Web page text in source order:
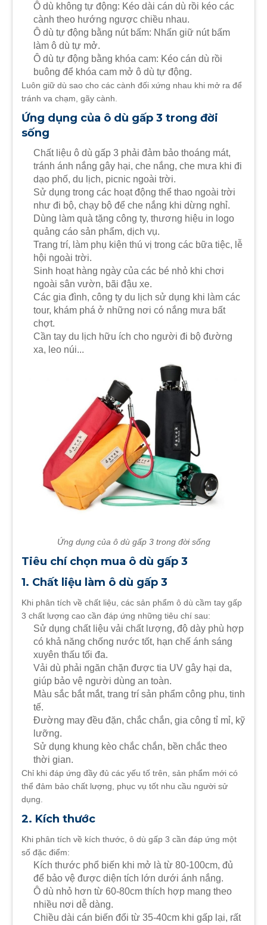
Ô dù không tự động: Kéo dài cán dù rồi kéo các
cành theo hướng ngược chiều nhau.
Ô dù tự động bằng nút bấm: Nhấn giữ nút bấm
làm ô dù tự mở.
Ô dù tự động bằng khóa cam: Kéo cán dù rồi
buông để khóa cam mở ô dù tự động.
Luôn giữ dù sao cho các cành đối xứng nhau khi mở ra để
tránh va chạm, gãy cành.
Ứng dụng của ô dù gấp 3 trong đời
sống
Chất liệu ô dù gấp 3 phải đảm bảo thoáng mát,
tránh ánh nắng gây hại, che nắng, che mưa khi đi
dạo phố, du lịch, picnic ngoài trời.
Sử dụng trong các hoạt động thể thao ngoài trời
như đi bộ, chạy bộ để che nắng khi dừng nghỉ.
Dùng làm quà tặng công ty, thương hiệu in logo
quảng cáo sản phẩm, dịch vụ.
Trang trí, làm phụ kiện thú vị trong các bữa tiệc, lễ
hội ngoài trời.
Sinh hoạt hàng ngày của các bé nhỏ khi chơi
ngoài sân vườn, bãi đậu xe.
Các gia đình, công ty du lịch sử dụng khi làm các
tour, khám phá ở những nơi có nắng mưa bất
chợt.
Cần tay du lịch hữu ích cho người đi bộ đường
xa, leo núi...
Ứng dụng của ô dù gấp 3 trong đời sống
Tiêu chí chọn mua ô dù gấp 3
1. Chất liệu làm ô dù gấp 3
Khi phân tích về chất liệu, các sản phẩm ô dù cầm tay gấp
3 chất lượng cao cần đáp ứng những tiêu chí sau:
Sử dụng chất liệu vải chất lượng, độ dày phù hợp
có khả năng chống nước tốt, hạn chế ánh sáng
xuyên thấu tối đa.
Vải dù phải ngăn chặn được tia UV gây hại da,
giúp bảo vệ người dùng an toàn.
Màu sắc bắt mắt, trang trí sản phẩm công phu, tinh
tế.
Đường may đều đặn, chắc chắn, gia công tỉ mỉ, kỹ
lưỡng.
Sử dụng khung kèo chắc chắn, bền chắc theo
thời gian.
Chỉ khi đáp ứng đầy đủ các yếu tố trên, sản phẩm mới có
thể đảm bảo chất lượng, phục vụ tốt nhu cầu người sử
dụng.
2. Kích thước
Khi phân tích về kích thước, ô dù gấp 3 cần đáp ứng một
số đặc điểm:
Kích thước phổ biến khi mở là từ 80-100cm, đủ
để bảo vệ được diện tích lớn dưới ánh nắng.
Ô dù nhỏ hơn từ 60-80cm thích hợp mang theo
nhiều nơi dễ dàng.
Chiều dài cán biến đổi từ 35-40cm khi gấp lại, rất